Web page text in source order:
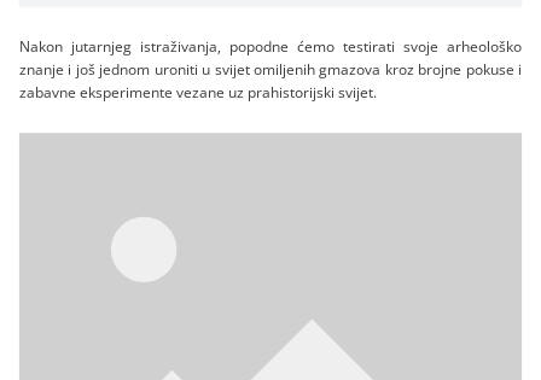
Nakon jutarnjeg istraživanja, popodne ćemo testirati svoje arheološko
znanje i još jednom uroniti u svijet omiljenih gmazova kroz brojne pokuse i
zabavne eksperimente vezane uz prahistorijski svijet.